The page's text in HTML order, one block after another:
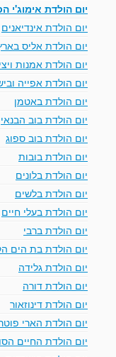
יום הולדת אימוג'י
יום הולדת אינדיאנים
יום הולדת אליס
יום הולדת אמנות
יום הולדת אפייה
יום הולדת באטמן
יום הולדת בוב הבנאי
יום הולדת בוב ספוג
יום הולדת בובות
יום הולדת בלונים
יום הולדת בלשים
יום הולדת בעלי חיים
יום הולדת ברבי
יום הולדת בת הים
יום הולדת גלידה
יום הולדת דורה
יום הולדת דינוזאור
יום הולדת הארי
יום הולדת החיים